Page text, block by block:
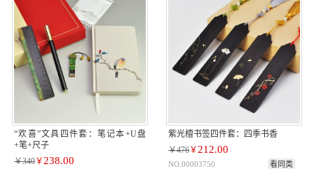
“欢喜”文具四件套：笔记本+U盘
+笔+尺子
￥340￥ 238.00
紫光檀书签四件套：四季书香
￥476￥ 212.00
NO.00003750 看同类